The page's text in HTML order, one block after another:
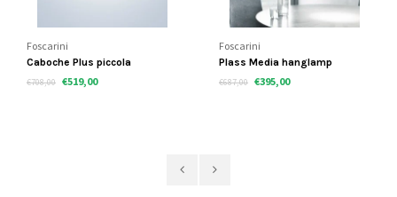
Foscarini
Caboche Plus piccola
hanglamp
€708,00 €519,00
Foscarini
Plass Media hanglamp
€687,00 €395,00